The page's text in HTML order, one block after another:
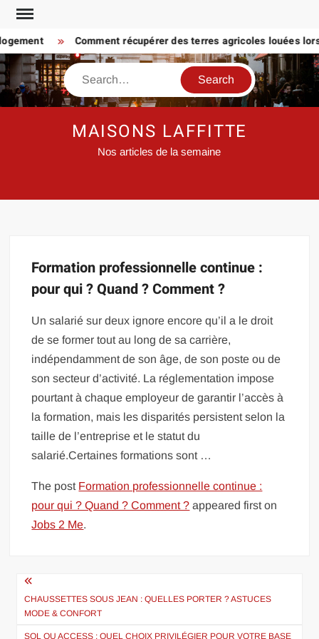
Skip
content
Comment récupérer des terres agricoles louées
Search
MAISONS LAFFITTE
Nos articles de la semaine
Formation professionnelle continue :
pour qui ? Quand ? Comment ?
Un salarié sur deux ignore encore qu’il a le droit
de se former tout au long de sa carrière,
indépendamment de son âge, de son poste ou de
son secteur d’activité. La réglementation impose
pourtant à chaque employeur de garantir l’accès à
la formation, mais les disparités persistent selon la
taille de l’entreprise et le statut du
salarié.Certaines formations sont …
The post Formation professionnelle continue :
pour qui ? Quand ? Comment ? appeared first on
Jobs 2 Me.
Navigation
de
l’article
CHAUSSETTES SOUS JEAN : QUELLES PORTER ? ASTUCES
MODE & CONFORT
SQL OU ACCESS : QUEL CHOIX PRIVILÉGIER POUR VOTRE BASE